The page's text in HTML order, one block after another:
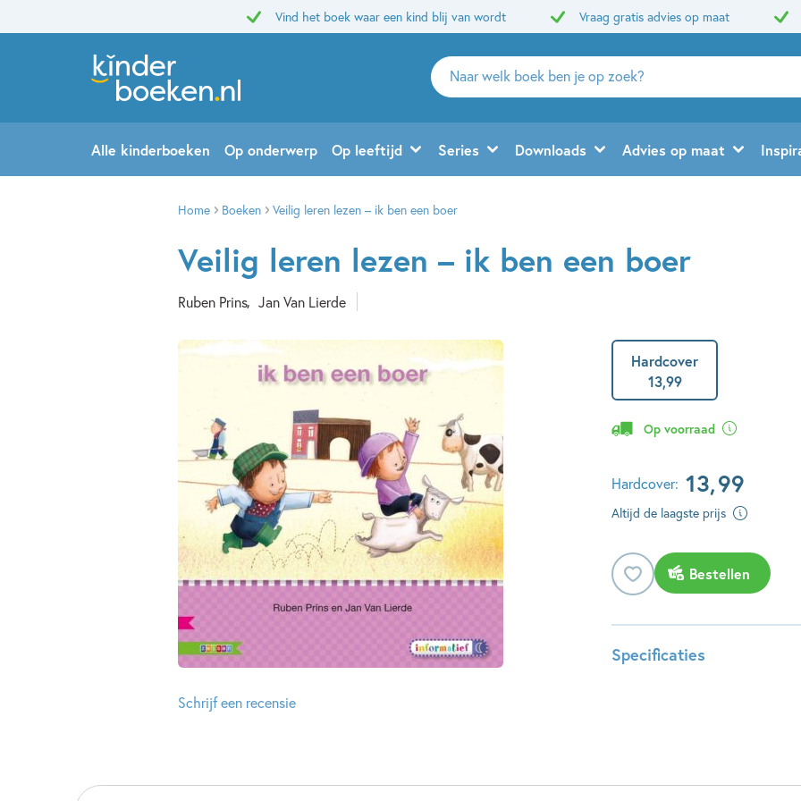
Vind het boek waar een kind blij van wordt Vraag gratis advies op maat
Zoeken
naar
en
uitgevers
Alle kinderboeken Op onderwerp Op leeftijd Series Downloads Advies op maat
Home Boeken Veilig leren lezen – ik ben een boer
Veilig leren lezen – ik ben een boer
Ruben Prins Jan Van Lierde
Schrijf een recensie
Hardcover
13,99
Op voorraad
Hardcover: 13,99
Altijd de laagste prijs
Bestellen
Specificaties